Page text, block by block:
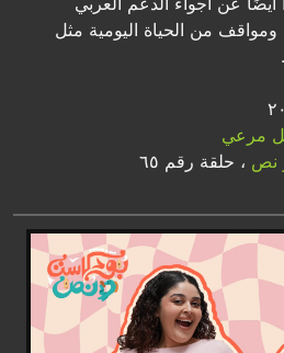
ومواقف من الحياة اليومية مثل
مرعي
نص ، حلقة رقم ٦٥